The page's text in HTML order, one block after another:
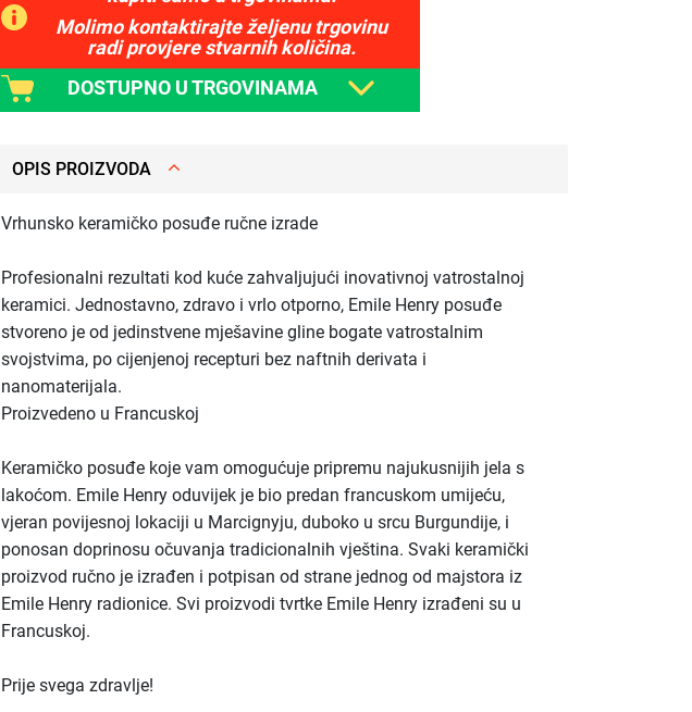
Molimo kontaktirajte željenu trgovinu
radi provjere stvarnih količina.
DOSTUPNO U TRGOVINAMA
OPIS PROIZVODA
Vrhunsko keramičko posuđe ručne izrade
Profesionalni rezultati kod kuće zahvaljujući inovativnoj vatrostalnoj
keramici. Jednostavno, zdravo i vrlo otporno, Emile Henry posuđe
stvoreno je od jedinstvene mješavine gline bogate vatrostalnim
svojstvima, po cijenjenoj recepturi bez naftnih derivata i
nanomaterijala.
Proizvedeno u Francuskoj
Keramičko posuđe koje vam omogućuje pripremu najukusnijih jela s
lakoćom. Emile Henry oduvijek je bio predan francuskom umijeću,
vjeran povijesnoj lokaciji u Marcignyju, duboko u srcu Burgundije, i
ponosan doprinosu očuvanja tradicionalnih vještina. Svaki keramički
proizvod ručno je izrađen i potpisan od strane jednog od majstora iz
Emile Henry radionice. Svi proizvodi tvrtke Emile Henry izrađeni su u
Francuskoj.
Prije svega zdravlje!